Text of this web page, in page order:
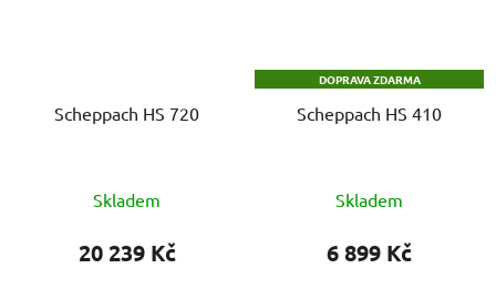
Scheppach HS 720
Skladem
20 239 Kč
DOPRAVA ZDARMA
Scheppach HS 410
Skladem
6 899 Kč